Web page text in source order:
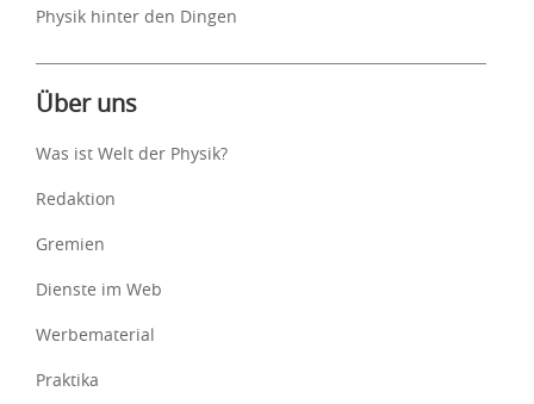
Physik hinter den Dingen
Über uns
Was ist Welt der Physik?
Redaktion
Gremien
Dienste im Web
Werbematerial
Praktika